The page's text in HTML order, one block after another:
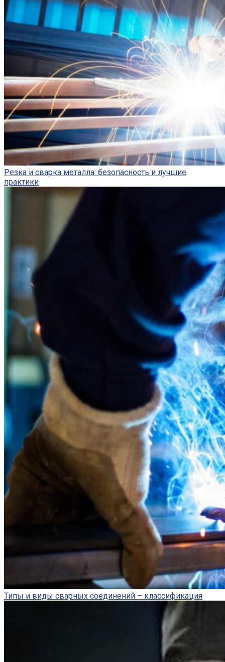
Резка и сварка металла: безопасность и лучшие
практики
Типы и виды сварных соединений – классификация